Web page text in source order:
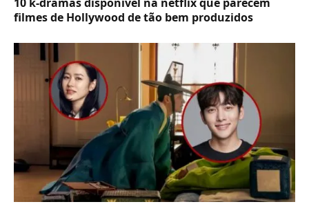
filmes de Hollywood de tão bem produzidos